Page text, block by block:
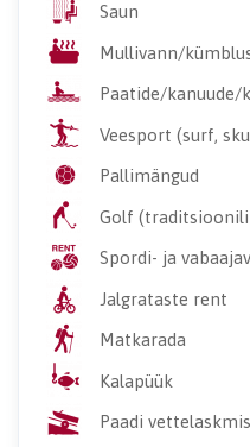
Saun
Mullivann/
Paatide/kanuude/
Veesport (surf,
Pallimängud
Golf
Spordi- ja
Jalgrataste rent
Matkarada
Kalapüük
Paadi